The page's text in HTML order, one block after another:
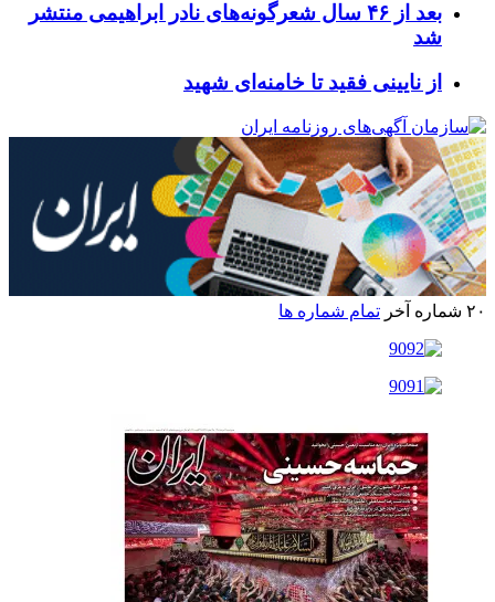
بعد از ۴۶ سال شعرگونه‌های نادر ابراهیمی منتشر
شد
از نایینی فقید تا خامنه‌ای شهید
۲۰ شماره آخر تمام شماره ها